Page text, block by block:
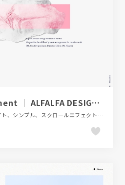
Project Management │ ALFALFA DESIGN STUDIO │ アルファルファ
グレー系、コーポレートサイト、シンプル、スクロールエフェクト、スタイリッシュ、タイポグラフィー、デザイン・アート・音楽・文芸、ピンク系、フラットデザイン、ブランド・サービスサイト、ホワイト系